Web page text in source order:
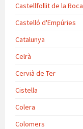
Castellfollit de la Roca
Castelló d'Empúries
Catalunya
Celrà
Cervià de Ter
Cistella
Colera
Colomers